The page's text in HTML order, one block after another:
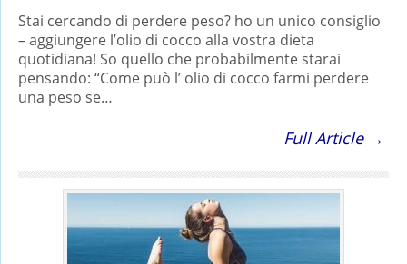
Stai cercando di perdere peso? ho un unico consiglio
– aggiungere l’olio di cocco alla vostra dieta
quotidiana! So quello che probabilmente starai
pensando: “Come può l’ olio di cocco farmi perdere
una peso se…
Full Article →